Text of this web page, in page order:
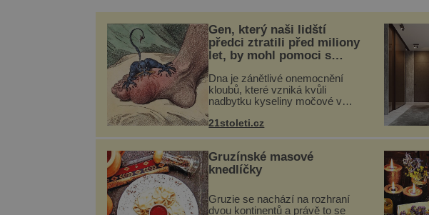
Gen, který naši lidští
předci ztratili před miliony
let, by mohl pomoci s
Dna je zánětlivé onemocnění
kloubů, které vzniká kvůli
nadbytku kyseliny močové v
ukládá v blízkosti kloubů,
nejčastěji přitom postihuje palce
21stoleti.cz
Gruzínské masové
knedlíčky
Gruzie se nachází na rozhraní
dvou kontinentů a právě to se